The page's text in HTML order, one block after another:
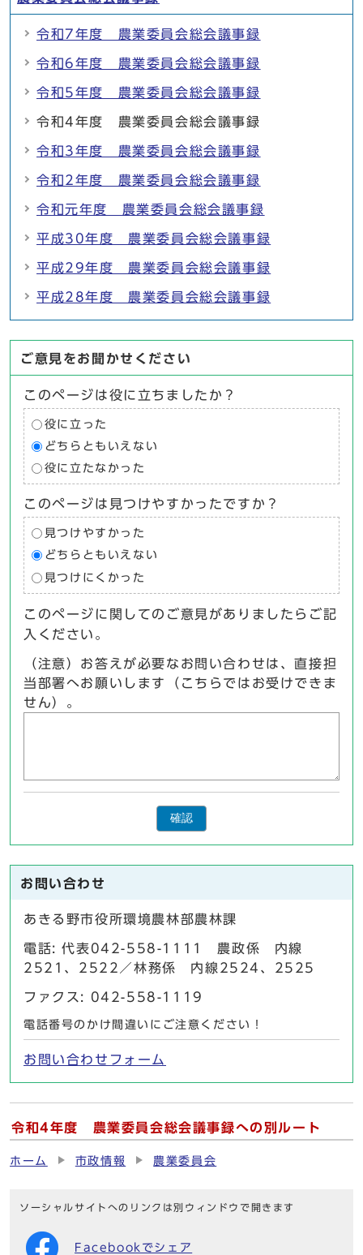
令和7年度 農業委員会総会議事録
令和6年度 農業委員会総会議事録
令和5年度 農業委員会総会議事録
令和4年度 農業委員会総会議事録
令和3年度 農業委員会総会議事録
令和2年度 農業委員会総会議事録
令和元年度 農業委員会総会議事録
平成30年度 農業委員会総会議事録
平成29年度 農業委員会総会議事録
平成28年度 農業委員会総会議事録
ご意見をお聞かせください
このページは役に立ちましたか？
役に立った
どちらともいえない
役に立たなかった
このページは見つけやすかったですか？
見つけやすかった
どちらともいえない
見つけにくかった
このページに関してのご意見がありましたらご記
入ください。
（注意）お答えが必要なお問い合わせは、直接担
当部署へお願いします（こちらではお受けできま
せん）。
確認
お問い合わせ
あきる野市役所環境農林部農林課
電話: 代表042-558-1111 農政係 内線
2521、2522／林務係 内線2524、2525
ファクス: 042-558-1119
電話番号のかけ間違いにご注意ください！
お問い合わせフォーム
令和4年度 農業委員会総会議事録への別ルート
ホーム 市政情報 農業委員会
ソーシャルサイトへのリンクは別ウィンドウで開きます
Facebookでシェア